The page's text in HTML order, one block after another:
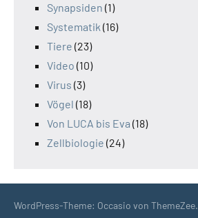
Synapsiden (1)
Systematik (16)
Tiere (23)
Video (10)
Virus (3)
Vögel (18)
Von LUCA bis Eva (18)
Zellbiologie (24)
WordPress-Theme: Occasio von ThemeZee.